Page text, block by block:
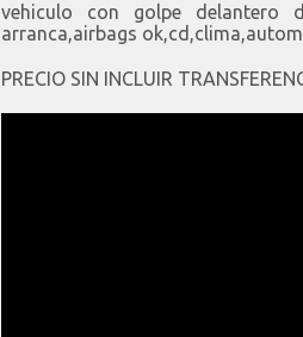
vehiculo con golpe delantero
arranca,airbags
PRECIO SIN INCLUIR